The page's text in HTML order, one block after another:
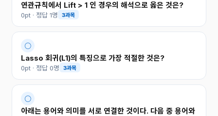
연관규칙에서 Lift > 1 인 경우의 해석으로 옳은 것은?
0pt · 정답 1명 3과목
○
Lasso 회귀(L1)의 특징으로 가장 적절한 것은?
0pt · 정답 0명 3과목
○
아래는 용어와 의미를 서로 연결한 것이다. 다음 중 용어와